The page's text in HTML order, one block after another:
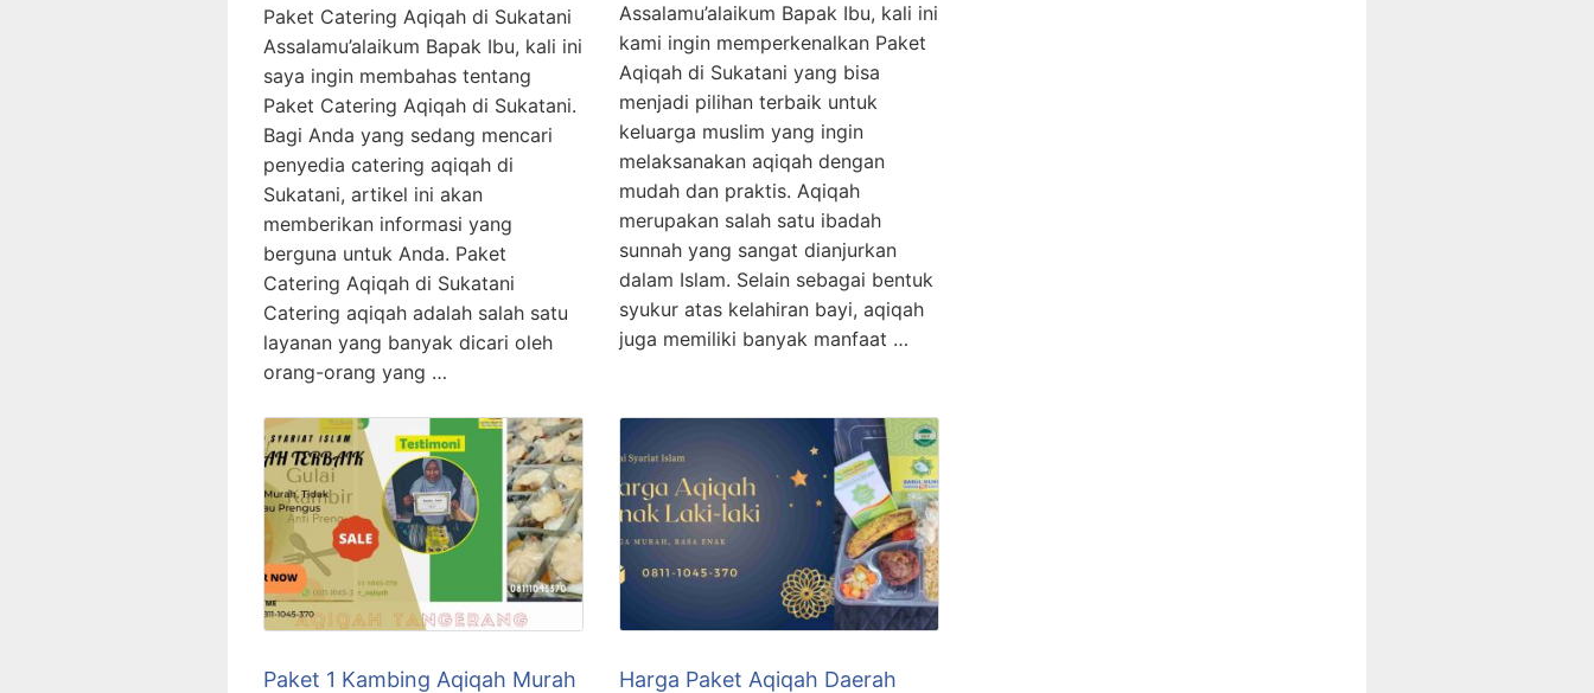
Paket Catering Aqiqah di Sukatani
Assalamu’alaikum Bapak Ibu, kali ini
saya ingin membahas tentang
Paket Catering Aqiqah di Sukatani.
Bagi Anda yang sedang mencari
penyedia catering aqiqah di
Sukatani, artikel ini akan
memberikan informasi yang
berguna untuk Anda. Paket
Catering Aqiqah di Sukatani
Catering aqiqah adalah salah satu
layanan yang banyak dicari oleh
orang-orang yang …
Assalamu’alaikum Bapak Ibu, kali ini
kami ingin memperkenalkan Paket
Aqiqah di Sukatani yang bisa
menjadi pilihan terbaik untuk
keluarga muslim yang ingin
melaksanakan aqiqah dengan
mudah dan praktis. Aqiqah
merupakan salah satu ibadah
sunnah yang sangat dianjurkan
dalam Islam. Selain sebagai bentuk
syukur atas kelahiran bayi, aqiqah
juga memiliki banyak manfaat …
Paket 1 Kambing Aqiqah Murah
Harga Paket Aqiqah Daerah